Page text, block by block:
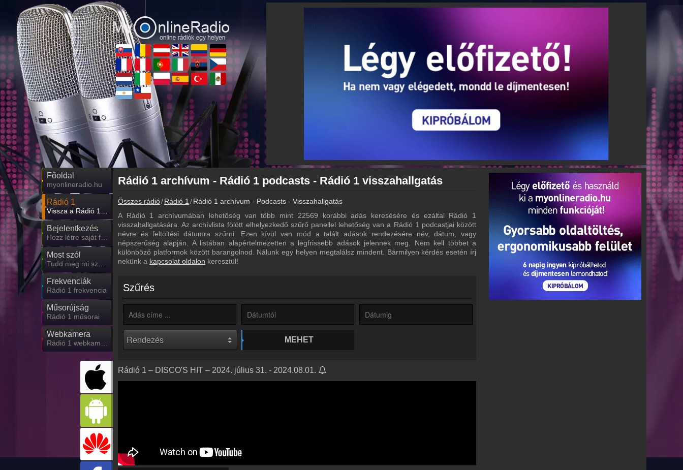
Főoldal
myonlineradio.hu
Rádió 1
Vissza a Rádió 1 oldalára
Bejelentkezés
Hozz létre saját fiókot!
Most szól
Tudd meg mi szólt eddig
Frekvenciák
Rádió 1 frekvencia
Műsorújság
Rádió 1 műsorai
Webkamera
Rádió 1 webkamera, élőkép
Rádió 1 archívum - Rádió 1 podcasts - Rádió 1 visszahallgatás
Összes rádió Rádió 1
Rádió 1 archívum - Podcasts - Visszahallgatás
A Rádió 1 archívumában lehetőség van több mint 22569 korábbi adás keresésére és ezáltal Rádió 1
visszahallgatására. Az archívlista fölött elhelyezkedő szűrő panellel lehetőség van a Rádió 1 podcastjai között
névre és feltöltési dátumra szűrni. Ezen kívül van mód a talált adások rendezésére név, dátum, vagy
népszerűség alapján. A listában alapértelmezetten a legfrissebb adások jelennek meg. Nem kell többet a
különböző platformok között barangolnod. Nálunk egy helyen megtalálsz mindent. Bármilyen kérdés esetén írj
nekünk a kapcsolat oldalon keresztül!
Szűrés
MEHET
Rádió 1 – DISCO'S HIT – 2024. július 31. - 2024.08.01.